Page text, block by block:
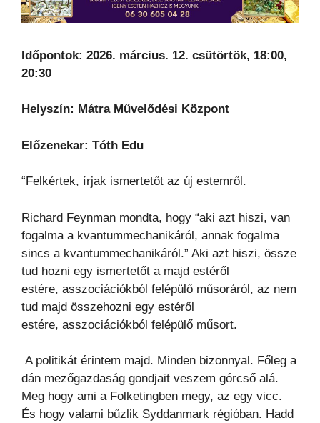
Időpontok: 2026. március. 12. csütörtök, 18:00,
20:30
Helyszín: Mátra Művelődési Központ
Előzenekar: Tóth Edu
“Felkértek, írjak ismertetőt az új estemről.
Richard Feynman mondta, hogy “aki azt hiszi, van
fogalma a kvantummechanikáról, annak fogalma
sincs a kvantummechanikáról.” Aki azt hiszi, össze
tud hozni egy ismertetőt a majd estéről
estére, asszociációkból felépülő műsoráról, az nem
tud majd összehozni egy estéről
estére, asszociációkból felépülő műsort.
A politikát érintem majd. Minden bizonnyal. Főleg a
dán mezőgazdaság gondjait veszem górcső alá.
Meg hogy ami a Folketingben megy, az egy vicc.
És hogy valami bűzlik Syddanmark régióban. Hadd